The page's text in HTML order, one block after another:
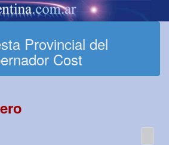
Provincial del
Cost